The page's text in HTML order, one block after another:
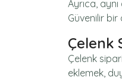
Ayrıca,
Güvenilir bir
Çelenk
Çelenk
eklemek,